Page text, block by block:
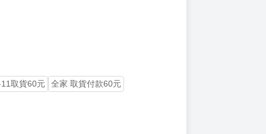
取貨60元
全家 取貨付款60元